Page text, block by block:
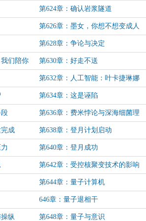
第624章：确认岩浆隧道
第626章：墨女，你想不想变成人
类？
第628章：争论与决定
们陪你 第630章：好走不送
第632章：人工智能：叶卡捷琳娜
第634章：这是诬陷
第636章：费米悖论与深海细菌理
论
成 第638章：登月计划启动
第640章：登月成功
第642章：受控核聚变技术的影响
第644章：量子计算机
646章：量子退相干
纵 第648章：量子与意识